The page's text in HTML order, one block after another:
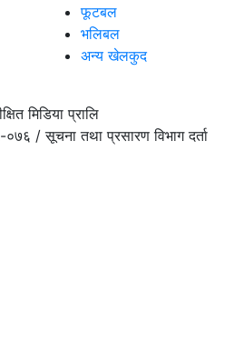
फूटबल
भलिबल
अन्य खेलकुद
मिडिया प्रालि
/ सूचना तथा प्रसारण विभाग दर्ता